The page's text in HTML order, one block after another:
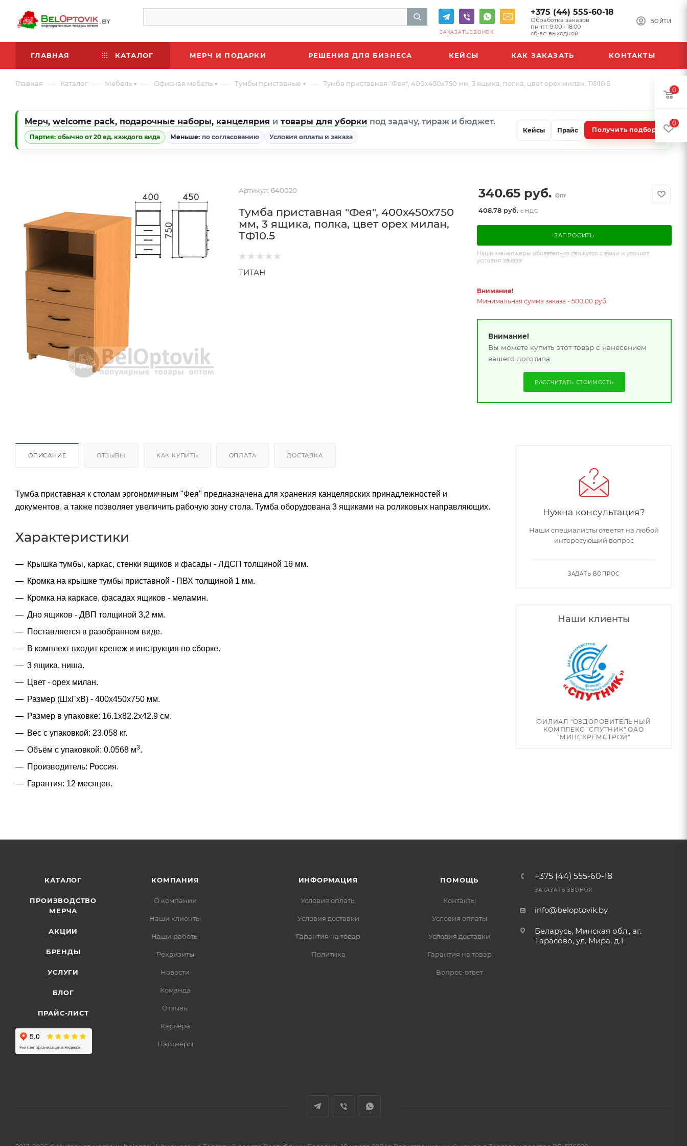
ВОЙТИ
+375 (44) 555-60-18
Обработка заказов
пн-пт: 9:00 - 18:00
сб-вс: выходной
ЗАКАЗАТЬ ЗВОНОК
ГЛАВНАЯ КАТАЛОГ МЕРЧ И ПОДАРКИ РЕШЕНИЯ ДЛЯ БИЗНЕСА КЕЙСЫ КАК ЗАКАЗАТЬ КОНТАКТЫ
Главная — Каталог — Мебель — Офисная мебель — Тумбы приставные — Тумба приставная "Фея", 400х450х750 мм, 3 ящика, полка, цвет орех милан, ТФ10.5
Мерч, welcome pack, подарочные наборы, канцелярия и товары для уборки под задачу, тираж и бюджет.
Партия: обычно от 20 ед. каждого вида Меньше: по согласованию Условия оплаты и заказа
Кейсы Прайс Получить подбор
Артикул: 640020
Тумба приставная "Фея", 400х450х750
мм, 3 ящика, полка, цвет орех милан,
ТФ10.5
ТИТАН
340.65руб. Опт
408.78 руб. с НДС
ЗАПРОСИТЬ
Наши менеджеры обязательно свяжутся с вами и уточнят
условия заказа
Внимание!
Минимальная сумма заказа - 500,00 руб.
Внимание!
Вы можете купить этот товар с нанесением
вашего логотипа
РАССЧИТАТЬ СТОИМОСТЬ
ОПИСАНИЕ ОТЗЫВЫ КАК КУПИТЬ ОПЛАТА ДОСТАВКА
Тумба приставная к столам эргономичным "Фея" предназначена для хранения канцелярских принадлежностей и
документов, а также позволяет увеличить рабочую зону стола. Тумба оборудована 3 ящиками на роликовых направляющих.
Характеристики
Крышка тумбы, каркас, стенки ящиков и фасады - ЛДСП толщиной 16 мм.
Кромка на крышке тумбы приставной - ПВХ толщиной 1 мм.
Кромка на каркасе, фасадах ящиков - меламин.
Дно ящиков - ДВП толщиной 3,2 мм.
Поставляется в разобранном виде.
В комплект входит крепеж и инструкция по сборке.
3 ящика, ниша.
Цвет - орех милан.
Размер (ШхГхВ) - 400х450х750 мм.
Размер в упаковке: 16.1x82.2x42.9 см.
Вес с упаковкой: 23.058 кг.
Объём с упаковкой: 0.0568 м3.
Производитель: Россия.
Гарантия: 12 месяцев.
Нужна консультация?
Наши специалисты ответят на любой
интересующий вопрос
ЗАДАТЬ ВОПРОС
Наши клиенты
ФИЛИАЛ "ОЗДОРОВИТЕЛЬНЫЙ
КОМПЛЕКС "СПУТНИК" ОАО
"МИНСКРЕМСТРОЙ"
КАТАЛОГ
ПРОИЗВОДСТВО
МЕРЧА
АКЦИИ
БРЕНДЫ
УСЛУГИ
БЛОГ
ПРАЙС-ЛИСТ
КОМПАНИЯ
О компании
Наши клиенты
Наши работы
Реквизиты
Новости
Команда
Отзывы
Карьера
Партнеры
ИНФОРМАЦИЯ
Условия оплаты
Условия доставки
Гарантия на товар
Политика
ПОМОЩЬ
Контакты
Условия оплаты
Условия доставки
Гарантия на товар
Вопрос-ответ
+375 (44) 555-60-18
ЗАКАЗАТЬ ЗВОНОК
info@beloptovik.by
Беларусь, Минская обл., аг.
Тарасово, ул. Мира, д.1
0
0